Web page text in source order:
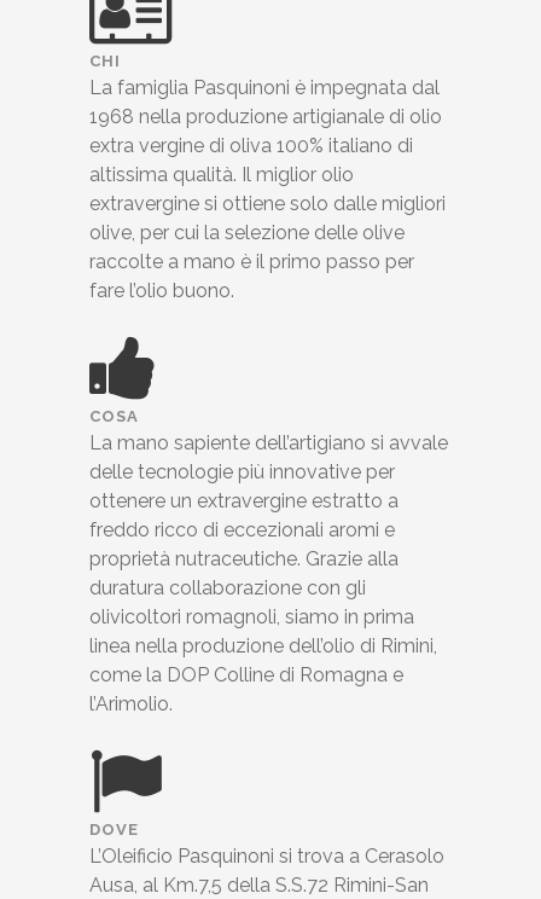
CHI
La famiglia Pasquinoni è impegnata dal
1968 nella produzione artigianale di olio
extra vergine di oliva 100% italiano di
altissima qualità. Il miglior olio
extravergine si ottiene solo dalle migliori
olive, per cui la selezione delle olive
raccolte a mano è il primo passo per
fare l’olio buono.
COSA
La mano sapiente dell’artigiano si avvale
delle tecnologie più innovative per
ottenere un extravergine estratto a
freddo ricco di eccezionali aromi e
proprietà nutraceutiche. Grazie alla
duratura collaborazione con gli
olivicoltori romagnoli, siamo in prima
linea nella produzione dell’olio di Rimini,
come la DOP Colline di Romagna e
l’Arimolio.
DOVE
L’Oleificio Pasquinoni si trova a Cerasolo
Ausa, al Km.7,5 della S.S.72 Rimini-San